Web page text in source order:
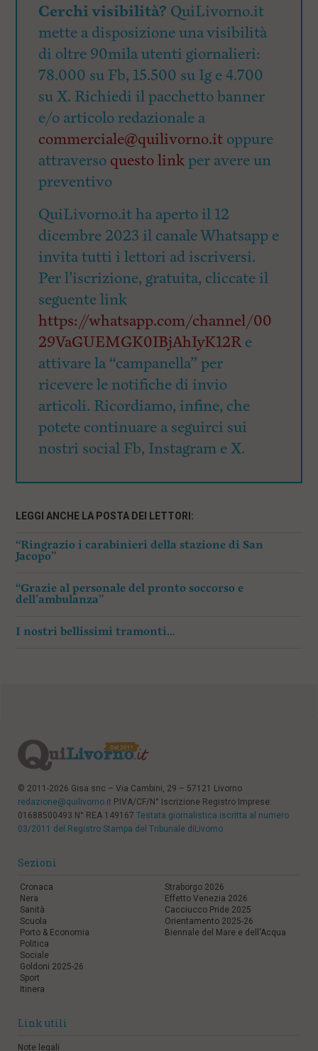
Cerchi visibilità? QuiLivorno.it
mette a disposizione una visibilità
di oltre 90mila utenti giornalieri:
78.000 su Fb, 15.500 su Ig e 4.700
su X. Richiedi il pacchetto banner
e/o articolo redazionale a
commerciale@quilivorno.it oppure
attraverso questo linkper avere un
preventivo
QuiLivorno.it ha aperto il 12
dicembre 2023 il canale Whatsapp e
invita tutti i lettori ad iscriversi.
Per l’iscrizione, gratuita, cliccate il
seguente link
https://whatsapp.com/channel/00
29VaGUEMGK0IBjAhIyK12Re
attivare la “campanella” per
ricevere le notifiche di invio
articoli. Ricordiamo, infine, che
potete continuare a seguirci sui
nostri social Fb, Instagram e X.
LEGGI ANCHE LA POSTA DEI LETTORI:
“Ringrazio i carabinieri della stazione di San
Jacopo”
“Grazie al personale del pronto soccorso e
dell’ambulanza”
I nostri bellissimi tramonti…
© 2011-2026 Gisa snc – Via Cambini, 29 – 57121 Livorno
redazione@quilivorno.it P.IVA/CF/N° Iscrizione Registro Imprese:
01688500493 N° REA 149167 Testata giornalistica iscritta al numero
03/2011 del Registro Stampa del Tribunale diLivorno
Sezioni
Cronaca
Nera
Sanità
Scuola
Porto & Economia
Politica
Sociale
Goldoni 2025-26
Sport
Itinera
Straborgo 2026
Effetto Venezia 2026
Cacciucco Pride 2025
Orientamento 2025-26
Biennale del Mare e dell'Acqua
Link utili
Note legali